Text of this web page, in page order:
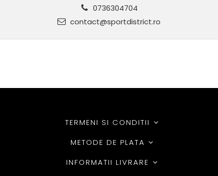
0736304704
contact@sportdistrict.ro
TERMENI SI CONDITII
METODE DE PLATA
INFORMATII LIVRARE